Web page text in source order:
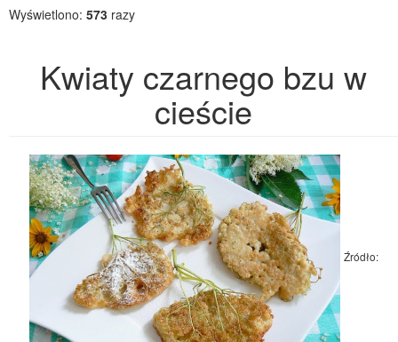
Wyświetlono: 573 razy
Kwiaty czarnego bzu w
cieście
Źródło: